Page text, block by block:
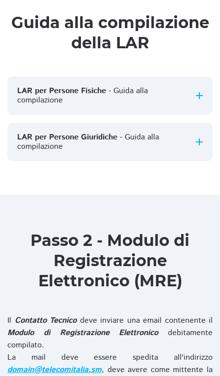
Guida alla compilazione
della LAR
LAR per Persone Fisiche - Guida alla
compilazione
LAR per Persone Giuridiche - Guida alla
compilazione
Passo 2 - Modulo di
Registrazione
Elettronico (MRE)
Il Contatto Tecnicodeve inviare una email contenente il
Modulo di Registrazione Elettronicodebitamente
compilato.
La mail deve essere spedita all'indirizzo
domain@telecomitalia.sm, deve avere come mittente la